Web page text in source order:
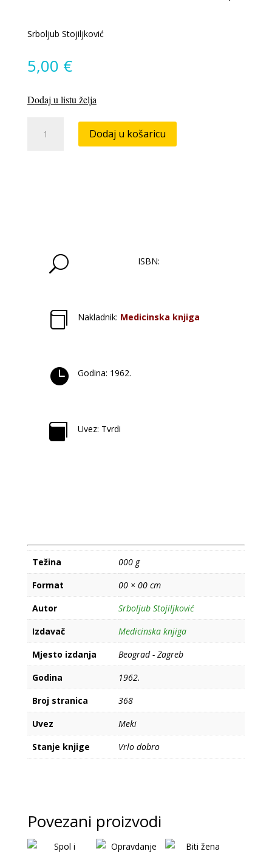
Srboljub Stojiljković
5,00 €
Dodaj u listu želja
Dodaj u košaricu
U ISBN:
 Nakladnik: Medicinska knjiga
 Godina: 1962.
 Uvez: Tvrdi
Težina
000 g
Format
00 × 00 cm
Autor
Srboljub Stojiljković
Izdavač
Medicinska knjiga
Mjesto izdanja
Beograd - Zagreb
Godina
1962.
Broj stranica
368
Uvez
Meki
Stanje knjige
Vrlo dobro
Povezani proizvodi